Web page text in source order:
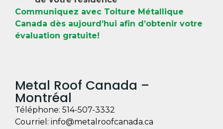
Communiquez avec Toiture Métallique
Canada dès aujourd’hui afin d’obtenir votre
évaluation gratuite!
Metal Roof Canada –
Montréal
Téléphone: 514-507-3332
Courriel: info@metalroofcanada.ca